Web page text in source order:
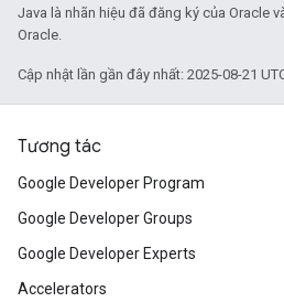
Java là nhãn hiệu đã đăng ký của Oracle
Oracle.
Cập nhật lần gần đây nhất: 2025-08-21
Tương tác
Google Developer Program
Google Developer Groups
Google Developer Experts
Accelerators